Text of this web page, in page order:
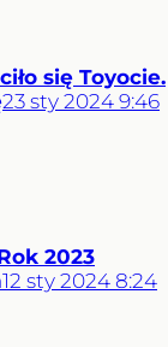
się Toyocie.
23 sty 2024 9:46
2023
12 sty 2024 8:24